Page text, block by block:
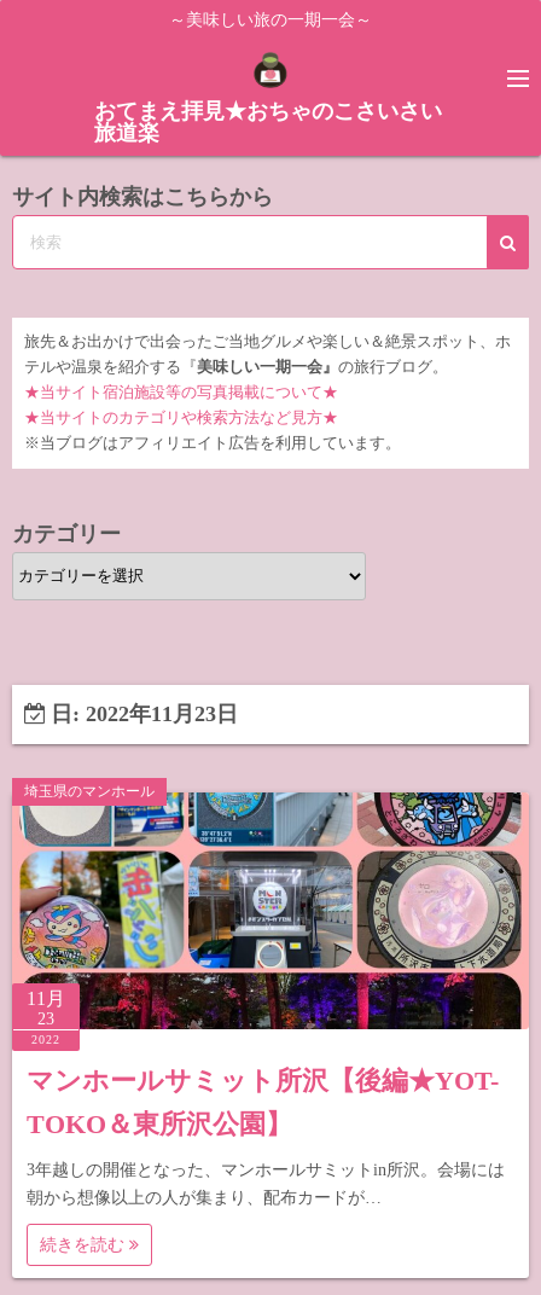
ス
ッ
～美味しい旅の一期一会～
おてまえ拝見★おちゃのこさいさい
旅道楽
サイト内検索はこちらから
旅先＆お出かけで出会ったご当地グルメや楽しい＆絶景スポット、ホ
テルや温泉を紹介する『 美味しい一期一会』 の旅行ブログ。
★当サイト宿泊施設等の写真掲載について★
★当サイトのカテゴリや検索方法など見方★
※当ブログはアフィリエイト広告を利用しています。
カテゴリー
カ
テ
ー
日: 2022年11月23日
埼玉県のマンホール
11月
23
2022
マンホールサミット所沢【後編★YOT-
TOKO＆東所沢公園】
3年越しの開催となった、マンホールサミットin所沢。会場には
朝から想像以上の人が集まり、配布カードが…
続きを読む